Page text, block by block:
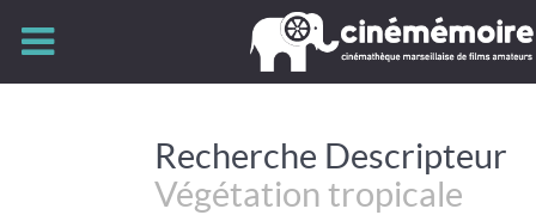
Recherche Descripteur
Végétation tropicale